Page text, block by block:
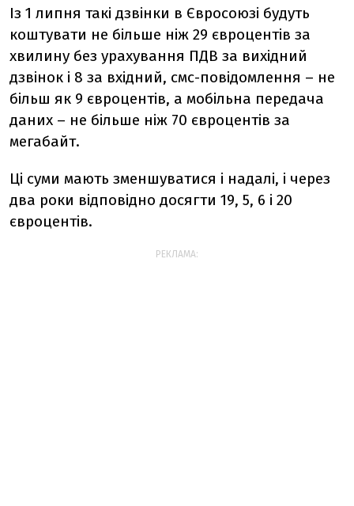
Із 1 липня такі дзвінки в Євросоюзі будуть
коштувати не більше ніж 29 євроцентів за
хвилину без урахування ПДВ за вихідний
дзвінок і 8 за вхідний, смс-повідомлення – не
більш як 9 євроцентів, а мобільна передача
даних – не більше ніж 70 євроцентів за
мегабайт.
Ці суми мають зменшуватися і надалі, і через
два роки відповідно досягти 19, 5, 6 і 20
євроцентів.
РЕКЛАМА: